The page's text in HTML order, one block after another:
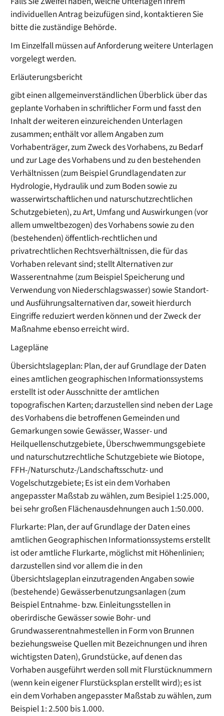
individuellen Antrag beizufügen sind, kontaktieren Sie
bitte die zuständige Behörde.
Im Einzelfall müssen auf Anforderung weitere Unterlagen
vorgelegt werden.
Erläuterungsbericht
gibt einen allgemeinverständlichen Überblick über das
geplante Vorhaben in schriftlicher Form und fasst den
Inhalt der weiteren einzureichenden Unterlagen
zusammen; enthält vor allem Angaben zum
Vorhabenträger, zum Zweck des Vorhabens, zu Bedarf
und zur Lage des Vorhabens und zu den bestehenden
Verhältnissen (zum Beispiel Grundlagendaten zur
Hydrologie, Hydraulik und zum Boden sowie zu
wasserwirtschaftlichen und naturschutzrechtlichen
Schutzgebieten), zu Art, Umfang und Auswirkungen (vor
allem umweltbezogen) des Vorhabens sowie zu den
(bestehenden) öffentlich-rechtlichen und
privatrechtlichen Rechtsverhältnissen, die für das
Vorhaben relevant sind; stellt Alternativen zur
Wasserentnahme (zum Beispiel Speicherung und
Verwendung von Niederschlagswasser) sowie Standort-
und Ausführungsalternativen dar, soweit hierdurch
Eingriffe reduziert werden können und der Zweck der
Maßnahme ebenso erreicht wird.
Lagepläne
Übersichtslageplan: Plan, der auf Grundlage der Daten
eines amtlichen geographischen Informationssystems
erstellt ist oder Ausschnitte der amtlichen
topografischen Karten; darzustellen sind neben der Lage
des Vorhabens die betroffenen Gemeinden und
Gemarkungen sowie Gewässer, Wasser- und
Heilquellenschutzgebiete, Überschwemmungsgebiete
und naturschutzrechtliche Schutzgebiete wie Biotope,
FFH-/Naturschutz-/Landschaftsschutz- und
Vogelschutzgebiete; Es ist ein dem Vorhaben
angepasster Maßstab zu wählen, zum Besipiel 1:25.000,
bei sehr großen Flächenausdehnungen auch 1:50.000.
Flurkarte: Plan, der auf Grundlage der Daten eines
amtlichen Geographischen Informationssystems erstellt
ist oder amtliche Flurkarte, möglichst mit Höhenlinien;
darzustellen sind vor allem die in den
Übersichtslageplan einzutragenden Angaben sowie
(bestehende) Gewässerbenutzungsanlagen (zum
Beispiel Entnahme- bzw. Einleitungsstellen in
oberirdische Gewässer sowie Bohr- und
Grundwasserentnahmestellen in Form von Brunnen
beziehungsweise Quellen mit Bezeichnungen und ihren
wichtigsten Daten), Grundstücke, auf denen das
Vorhaben ausgeführt werden soll mit Flurstücknummern
(wenn kein eigener Flurstücksplan erstellt wird); es ist
ein dem Vorhaben angepasster Maßstab zu wählen, zum
Beispiel 1: 2.500 bis 1.000.